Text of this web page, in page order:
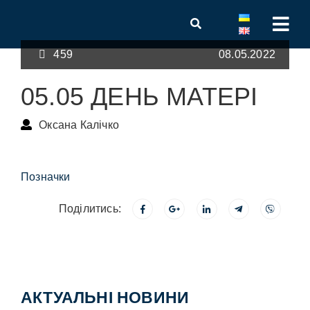
459 08.05.2022
05.05 ДЕНЬ МАТЕРІ
Оксана Калічко
Позначки
Поділитись:
АКТУАЛЬНІ НОВИНИ